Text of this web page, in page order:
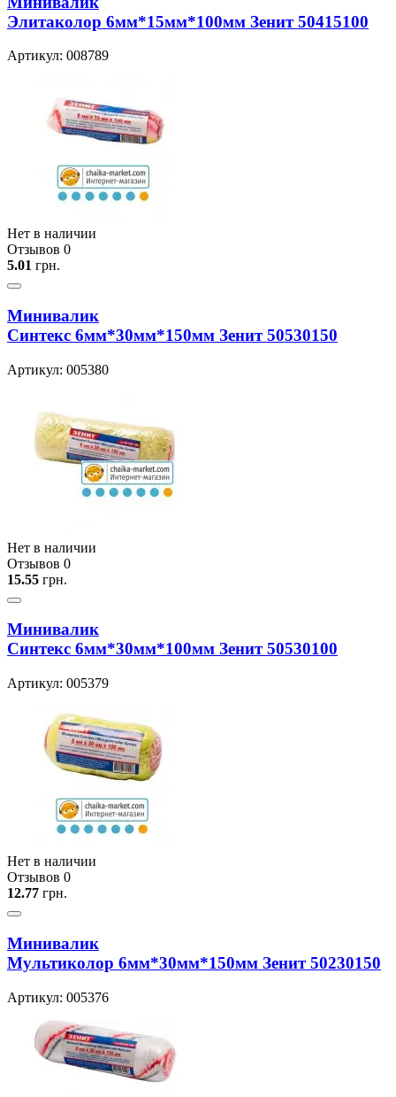
Элитаколор 6мм*15мм*100мм Зенит 50415100
Артикул: 008789
Нет в наличии
Отзывов 0
5.01 грн.
Минивалик
Синтекс 6мм*30мм*150мм Зенит 50530150
Артикул: 005380
Нет в наличии
Отзывов 0
15.55 грн.
Минивалик
Синтекс 6мм*30мм*100мм Зенит 50530100
Артикул: 005379
Нет в наличии
Отзывов 0
12.77 грн.
Минивалик
Мультиколор 6мм*30мм*150мм Зенит 50230150
Артикул: 005376